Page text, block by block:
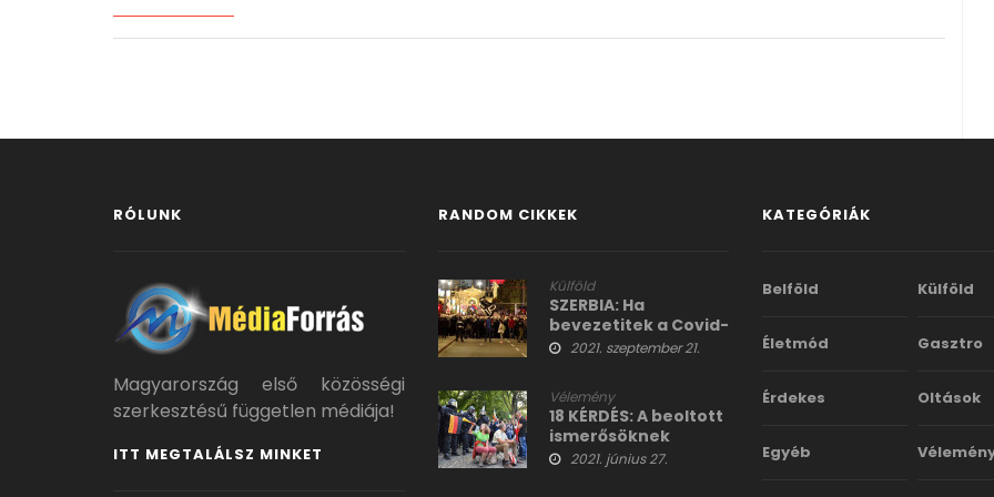
RÓLUNK
Magyarország első közösségi
szerkesztésű független médiája!
ITT MEGTALÁLSZ MINKET
RANDOM CIKKEK
Külföld
SZERBIA: Ha
bevezetitek a Covid-
igazolványt, lezárjuk
2021. szeptember 21.
Vélemény
18 KÉRDÉS: A beoltott
ismerősöknek
érdemes feltenni
2021. június 27.
KATEGÓRIÁK
Belföld Külföld
Életmód Gasztro
Érdekes Oltások
Egyéb